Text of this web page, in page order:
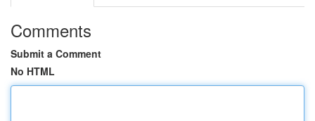
Comments
Submit a Comment
No HTML